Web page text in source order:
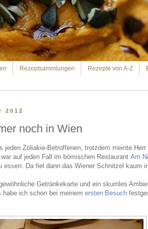
Rezeptsammlungen Rezepte von A-Z
2012
noch in Wien
jeden Zöliakie-Betroffenen, trotzdem meinte Herr
auf jeden Fall im bömischen Restaurant Am
essen. Da fiel dann das Wiener Schnitzel kaum
Getränkekarte und ein skurriles
habe ich schon bei meinem ersten Besuch